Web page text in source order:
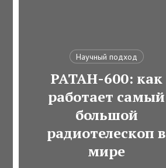
Научный подход
РАТАН-600: как
работает самый
большой
радиотелескоп в
мире